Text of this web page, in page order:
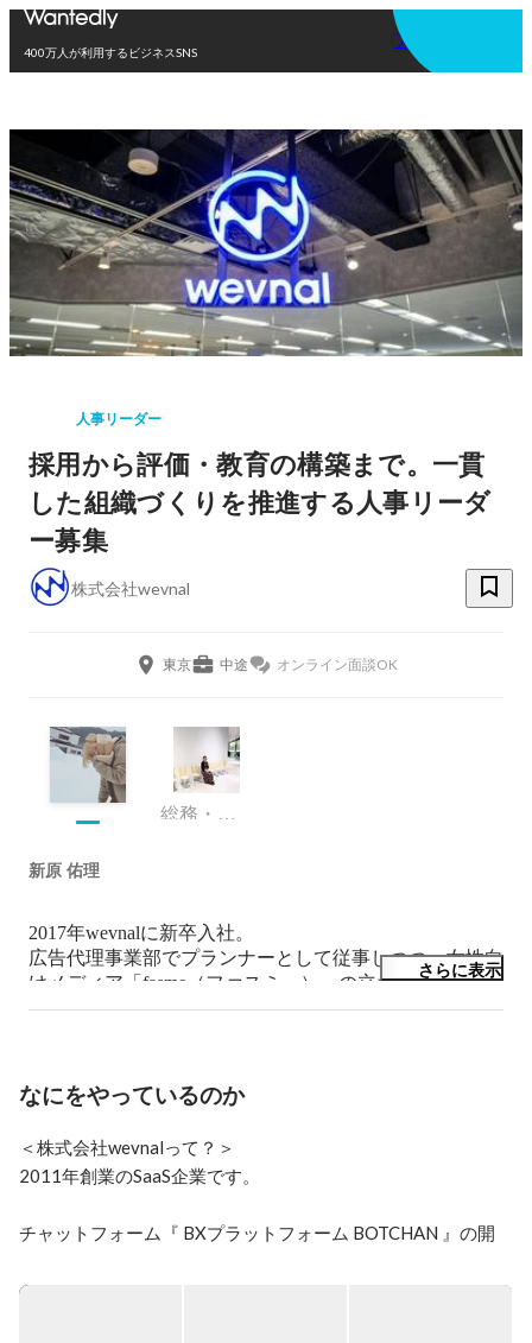
400万人が利用するビジネスSNS
アプリを使う
人事リーダー
採用から評価・教育の構築まで。一貫
した組織づくりを推進する人事リーダ
ー募集
株式会社wevnal
東京 中途 オンライン面談OK
総務・人事
新原 佑理
2017年wevnalに新卒入社。
広告代理事業部でプランナーとして従事しつつ、女性向
けメディア「fasme（ファスミー）」の立ち上げ、運営
も兼任。
わゆる人事と呼ばれる領域全般を担当しています。
人と話すことが好きです。情報交換など含めてカジュア
ルにお話しできます。
めちゃくちゃ尖った特技があるわけではないですが、事
さらに表示
なにをやっているのか
＜株式会社wevnalって？＞
2011年創業のSaaS企業です。
チャットフォーム『 BXプラットフォーム BOTCHAN 』の開
D2Cや美容、教育、人材、金融など様々な業界における企業